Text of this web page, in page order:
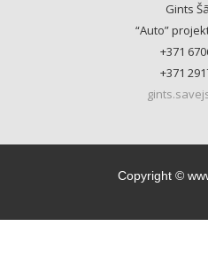
Gints
“Auto”
+371
+371
Copyright ©